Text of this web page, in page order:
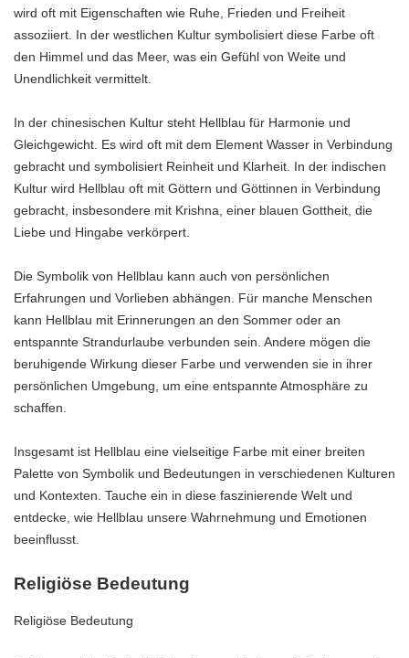
wird oft mit Eigenschaften wie Ruhe, Frieden und Freiheit
assoziiert. In der westlichen Kultur symbolisiert diese Farbe oft
den Himmel und das Meer, was ein Gefühl von Weite und
Unendlichkeit vermittelt.
In der chinesischen Kultur steht Hellblau für Harmonie und
Gleichgewicht. Es wird oft mit dem Element Wasser in Verbindung
gebracht und symbolisiert Reinheit und Klarheit. In der indischen
Kultur wird Hellblau oft mit Göttern und Göttinnen in Verbindung
gebracht, insbesondere mit Krishna, einer blauen Gottheit, die
Liebe und Hingabe verkörpert.
Die Symbolik von Hellblau kann auch von persönlichen
Erfahrungen und Vorlieben abhängen. Für manche Menschen
kann Hellblau mit Erinnerungen an den Sommer oder an
entspannte Strandurlaube verbunden sein. Andere mögen die
beruhigende Wirkung dieser Farbe und verwenden sie in ihrer
persönlichen Umgebung, um eine entspannte Atmosphäre zu
schaffen.
Insgesamt ist Hellblau eine vielseitige Farbe mit einer breiten
Palette von Symbolik und Bedeutungen in verschiedenen Kulturen
und Kontexten. Tauche ein in diese faszinierende Welt und
entdecke, wie Hellblau unsere Wahrnehmung und Emotionen
beeinflusst.
Religiöse Bedeutung
Religiöse Bedeutung